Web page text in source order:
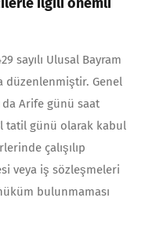
ilgili önemli
sayılı Ulusal Bay­ram
düzenlenmiştir. Genel
Arife günü saat
tatil günü olarak kabul
çalışılıp
veya iş sözleşmeleri
bulunmaması